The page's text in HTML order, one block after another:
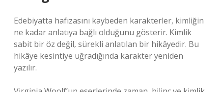
Edebiyatta hafızasını kaybeden karakterler, kimliğin
ne kadar anlatıya bağlı olduğunu gösterir. Kimlik
sabit bir öz değil, sürekli anlatılan bir hikâyedir. Bu
hikâye kesintiye uğradığında karakter yeniden
yazılır.